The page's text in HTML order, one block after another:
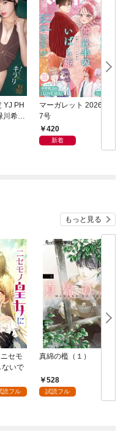
YJ PH
川希星
キラ
マーガレット 2026年1
7号
420
新着
もっと見る
セモ
ないで
読フル
真綿の檻（１）
528
試読フル